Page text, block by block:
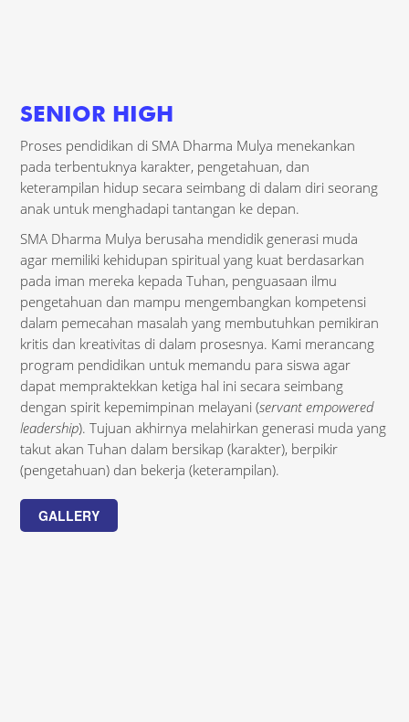
SENIOR HIGH
Proses pendidikan di SMA Dharma Mulya menekankan
pada terbentuknya karakter, pengetahuan, dan
keterampilan hidup secara seimbang di dalam diri seorang
anak untuk menghadapi tantangan ke depan.
SMA Dharma Mulya berusaha mendidik generasi muda
agar memiliki kehidupan spiritual yang kuat berdasarkan
pada iman mereka kepada Tuhan, penguasaan ilmu
pengetahuan dan mampu mengembangkan kompetensi
dalam pemecahan masalah yang membutuhkan pemikiran
kritis dan kreativitas di dalam prosesnya. Kami merancang
program pendidikan untuk memandu para siswa agar
dapat mempraktekkan ketiga hal ini secara seimbang
dengan spirit kepemimpinan melayani (servant empowered
leadership). Tujuan akhirnya melahirkan generasi muda yang
takut akan Tuhan dalam bersikap (karakter), berpikir
(pengetahuan) dan bekerja (keterampilan).
GALLERY